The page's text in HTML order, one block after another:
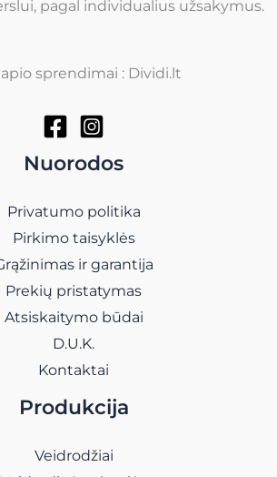
pagal individualius užsakymus.
sprendimai : Dividi.lt
Nuorodos
Privatumo politika
Pirkimo taisyklės
ir garantija
Prekių pristatymas
Atsiskaitymo būdai
D.U.K.
Kontaktai
Produkcija
Veidrodžiai